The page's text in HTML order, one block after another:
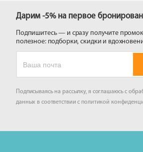
Дарим -5% на первое
Подпишитесь — и сразу получите
полезное: подборки, скидки и
Подписываясь на рассылку, я соглашаюсь с
данных в соответствии с политикой